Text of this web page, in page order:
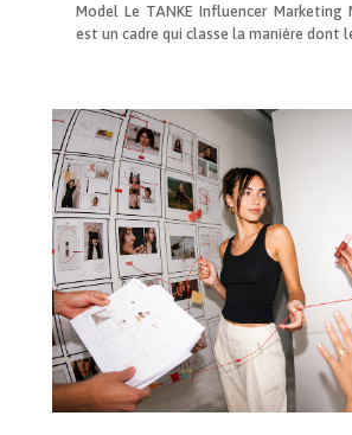
Model Le TANKE Influencer Marketing
est un cadre qui classe la manière dont